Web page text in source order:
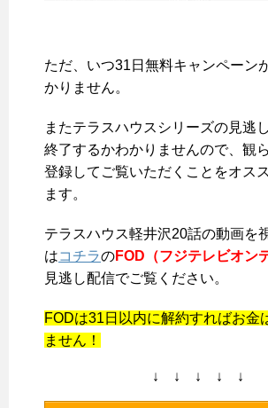
ただ、 いつ31日無料キャンペーン
かりません。
またテラスハウスシリーズの見逃
終了するかわかりませんので、観
登録してご覧いただくことをオス
ます。
テラスハウス軽井沢20話の動画を
はコチラのFOD（フジテレビオン
見逃し配信でご覧ください。
FODは31日以内に解約すればお金
ません！
↓ ↓ ↓ ↓ ↓